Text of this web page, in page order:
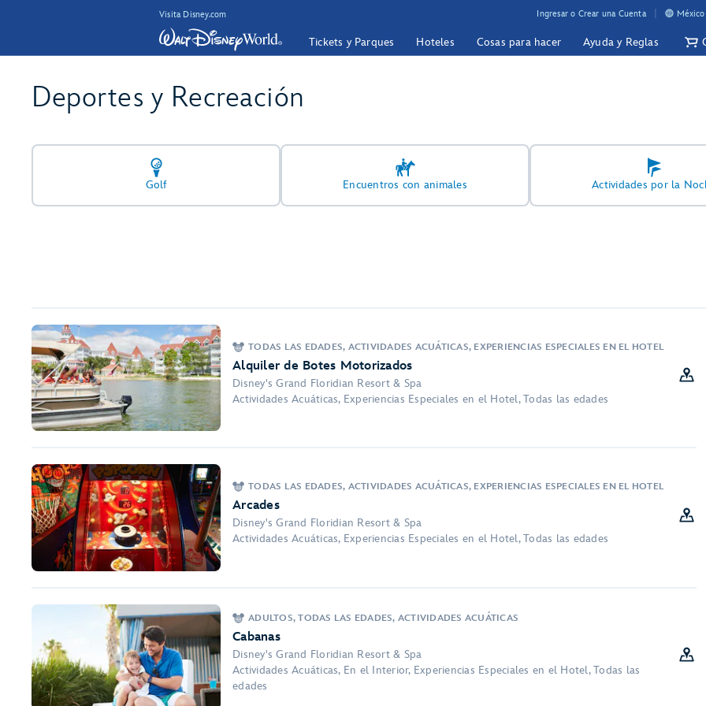
Visita Disney.com Ingresar o Crear una Cuenta México
Tickets y Parques Hoteles Cosas para hacer Ayuda y Reglas
Deportes y Recreación
Golf Encuentros con animales Actividades por la
TODAS LAS EDADES, ACTIVIDADES ACUÁTICAS, EXPERIENCIAS ESPECIALES EN EL HOTEL
Alquiler de Botes Motorizados
Disney's Grand Floridian Resort & Spa
Actividades Acuáticas, Experiencias Especiales en el Hotel, Todas las edades
TODAS LAS EDADES, ACTIVIDADES ACUÁTICAS, EXPERIENCIAS ESPECIALES EN EL HOTEL
Arcades
Disney's Grand Floridian Resort & Spa
Actividades Acuáticas, Experiencias Especiales en el Hotel, Todas las edades
ADULTOS, TODAS LAS EDADES, ACTIVIDADES ACUÁTICAS
Cabanas
Disney's Grand Floridian Resort & Spa
Actividades Acuáticas, En el Interior, Experiencias Especiales en el Hotel, Todas las
edades